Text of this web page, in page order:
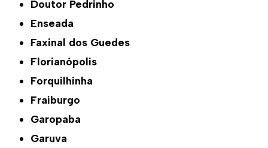
Doutor Pedrinho
Enseada
Faxinal dos Guedes
Florianópolis
Forquilhinha
Fraiburgo
Garopaba
Garuva